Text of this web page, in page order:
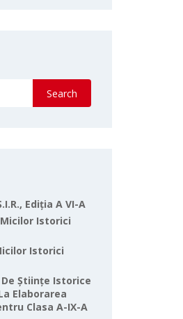
Search
Ediția A VI-A
Istorici
Istorici
Științe Istorice
Elaborarea
Clasa A-IX-A